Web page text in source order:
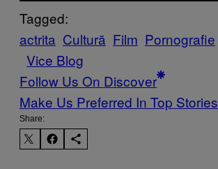
Tagged:
actrita Cultură Film Pornografie
Vice Blog
Follow Us On Discover
Make Us Preferred In Top Stories
Share: